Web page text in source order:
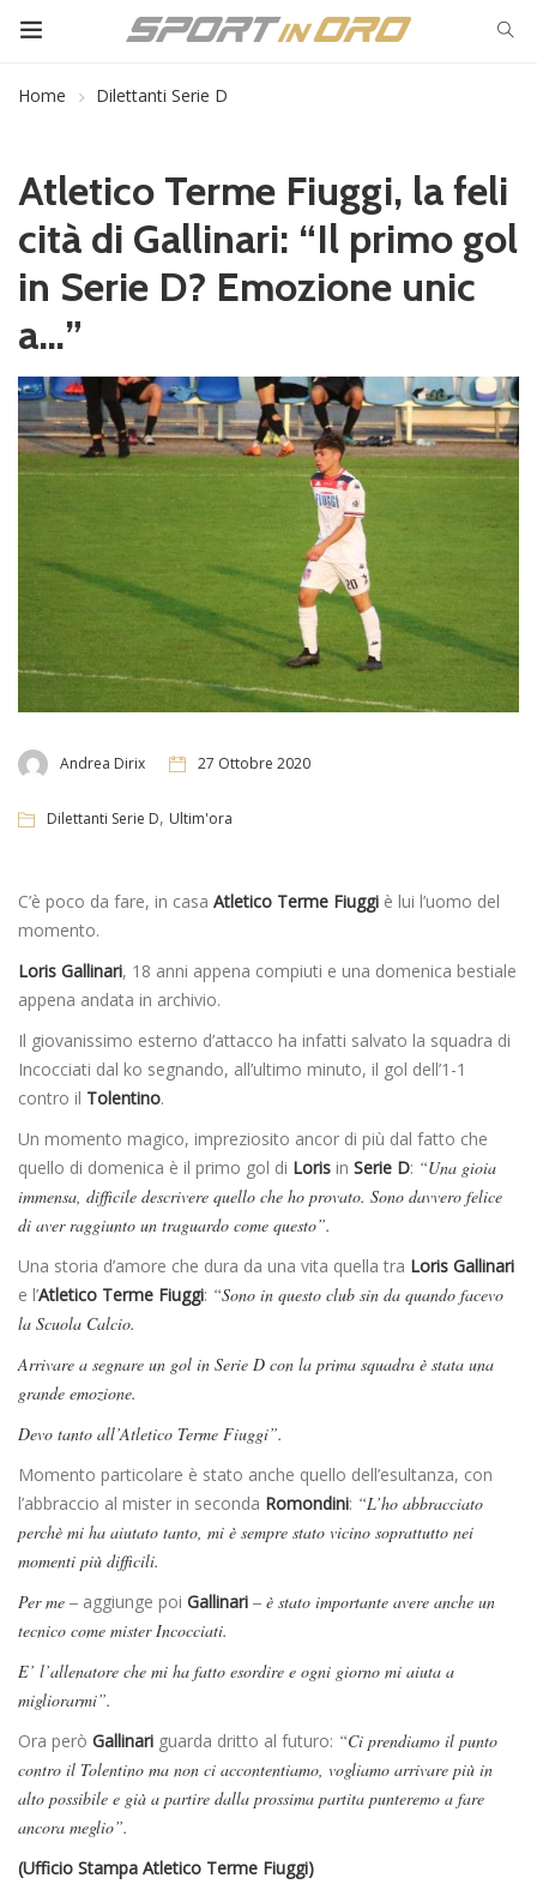
Home Dilettanti Serie D
Atletico Terme Fiuggi, la feli
cità di Gallinari: “Il primo gol
in Serie D? Emozione unic
a…”
Andrea Dirix 27 Ottobre 2020
Dilettanti Serie D, Ultim'ora
C’è poco da fare, in casa Atletico Terme Fiuggi è lui l’uomo del
momento.
Loris Gallinari, 18 anni appena compiuti e una domenica bestiale
appena andata in archivio.
Il giovanissimo esterno d’attacco ha infatti salvato la squadra di
Incocciati dal ko segnando, all’ultimo minuto, il gol dell’1-1
contro il Tolentino.
Un momento magico, impreziosito ancor di più dal fatto che
quello di domenica è il primo gol di Loris in Serie D: “Una gioia
immensa, difficile descrivere quello che ho provato. Sono davvero felice
di aver raggiunto un traguardo come questo”.
Una storia d’amore che dura da una vita quella tra Loris Gallinari
e l’Atletico Terme Fiuggi: “Sono in questo club sin da quando facevo
la Scuola Calcio.
Arrivare a segnare un gol in Serie D con la prima squadra è stata una
grande emozione.
Devo tanto all’Atletico Terme Fiuggi”.
Momento particolare è stato anche quello dell’esultanza, con
l’abbraccio al mister in seconda Romondini: “L’ho abbracciato
perchè mi ha aiutato tanto, mi è sempre stato vicino soprattutto nei
momenti più difficili.
Per me – aggiunge poi Gallinari – è stato importante avere anche un
tecnico come mister Incocciati.
E’ l’allenatore che mi ha fatto esordire e ogni giorno mi aiuta a
migliorarmi”.
Ora però Gallinari guarda dritto al futuro: “Ci prendiamo il punto
contro il Tolentino ma non ci accontentiamo, vogliamo arrivare più in
alto possibile e già a partire dalla prossima partita punteremo a fare
ancora meglio”.
(Ufficio Stampa Atletico Terme Fiuggi)